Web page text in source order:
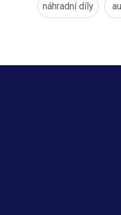
náhradní díly